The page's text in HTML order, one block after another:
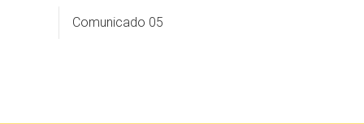
Comunicado 05